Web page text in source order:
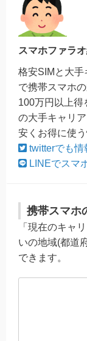
スマホファラ
格安SIMと大手
で携帯スマホ
100万円以上得
の大手キャリ
安くお得に使
twitterでも情
LINEでスマ
携帯スマホ
「現在のキャ
いの地域(都道
できます。